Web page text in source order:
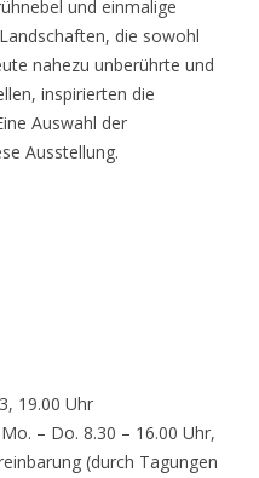
und einmalige
die sowohl
nahezu unberührte und
inspirierten die
Auswahl der
Ausstellung.
19.00 Uhr
– Do. 8.30 – 16.00 Uhr,
(durch Tagungen